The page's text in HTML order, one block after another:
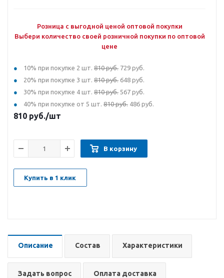
Розница с выгодной ценой оптовой покупки
Выбери количество своей розничной покупки по оптовой
цене
10% при покупке 2 шт. 810 руб. 729 руб.
20% при покупке 3 шт. 810 руб. 648 руб.
30% при покупке 4 шт. 810 руб. 567 руб.
40% при покупке от 5 шт. 810 руб. 486 руб.
810 руб./шт
В корзину
Купить в 1 клик
Описание Состав Характеристики
Задать вопрос Оплата доставка